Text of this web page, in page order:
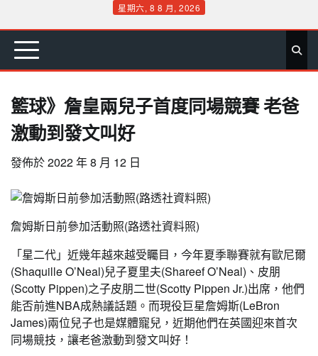
content
星期六, 8 8 月, 2026
首 要 娛 生 社 文 公 運 旅 政 地 專
籃球》詹皇兩兒子首度同場競賽 老爸
激動到發文叫好
發佈於2022 年 8 月 12 日
詹姆斯日前參加活動照(路透社資料照)
「星二代」近幾年越來越受矚目，今年夏季聯賽就有歐尼爾
(Shaquille O’Neal)兒子夏里夫(Shareef O’Neal)、皮朋
(Scotty Pippen)之子皮朋二世(Scotty Pippen Jr.)出席，他們
能否前進NBA成熱議話題。而現役巨星詹姆斯(LeBron
James)兩位兒子也是媒體寵兒，近期他們在英國迎來首次
同場競技，讓老爸激動到發文叫好！